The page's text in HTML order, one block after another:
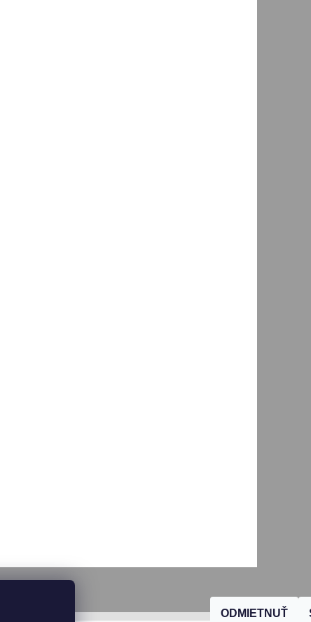
ODMIETNUŤ